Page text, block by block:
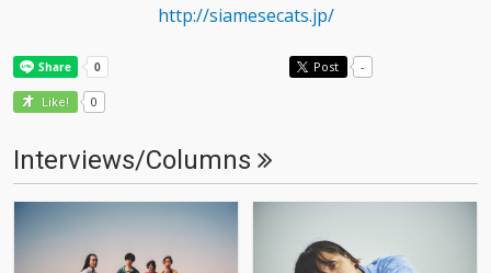
http://siamesecats.jp/
Post -
Like! 0
Interviews/Columns